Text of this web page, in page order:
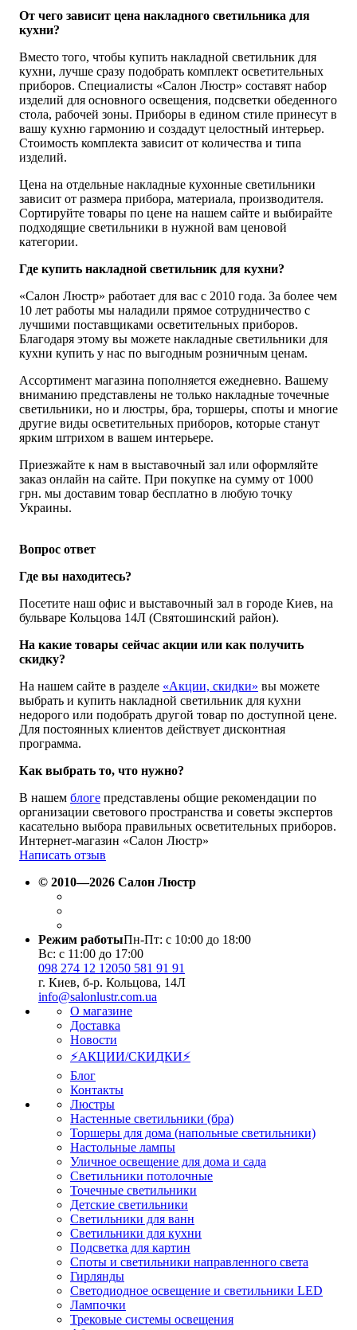
От чего зависит цена накладного светильника для
кухни?
Вместо того, чтобы купить накладной светильник для
кухни, лучше сразу подобрать комплект осветительных
приборов. Специалисты «Салон Люстр» составят набор
изделий для основного освещения, подсветки обеденного
стола, рабочей зоны. Приборы в едином стиле принесут в
вашу кухню гармонию и создадут целостный интерьер.
Стоимость комплекта зависит от количества и типа
изделий.
Цена на отдельные накладные кухонные светильники
зависит от размера прибора, материала, производителя.
Сортируйте товары по цене на нашем сайте и выбирайте
подходящие светильники в нужной вам ценовой
категории.
Где купить накладной светильник для кухни?
«Салон Люстр» работает для вас с 2010 года. За более чем
10 лет работы мы наладили прямое сотрудничество с
лучшими поставщиками осветительных приборов.
Благодаря этому вы можете накладные светильники для
кухни купить у нас по выгодным розничным ценам.
Ассортимент магазина пополняется ежедневно. Вашему
вниманию представлены не только накладные точечные
светильники, но и люстры, бра, торшеры, споты и многие
другие виды осветительных приборов, которые станут
ярким штрихом в вашем интерьере.
Приезжайте к нам в выставочный зал или оформляйте
заказ онлайн на сайте. При покупке на сумму от 1000
грн. мы доставим товар бесплатно в любую точку
Украины.
Вопрос ответ
Где вы находитесь?
Посетите наш офис и выставочный зал в городе Киев, на
бульваре Кольцова 14Л (Святошинский район).
На какие товары сейчас акции или как получить
скидку?
На нашем сайте в разделе «Акции, скидки» вы можете
выбрать и купить накладной светильник для кухни
недорого или подобрать другой товар по доступной цене.
Для постоянных клиентов действует дисконтная
программа.
Как выбрать то, что нужно?
В нашем блоге представлены общие рекомендации по
организации светового пространства и советы экспертов
касательно выбора правильных осветительных приборов.
Интернет-магазин «Салон Люстр»
Написать отзыв
© 2010—2026 Салон Люстр
Режим работыПн-Пт: с 10:00 до 18:00
Вс: с 11:00 до 17:00
098 274 12 12050 581 91 91
г. Киев, б-р. Кольцова, 14Л
info@salonlustr.com.ua
О магазине
Доставка
Новости
⚡АКЦИИ/СКИДКИ⚡
Блог
Контакты
Люстры
Настенные светильники (бра)
Торшеры для дома (напольные светильники)
Настольные лампы
Уличное освещение для дома и сада
Светильники потолочные
Точечные светильники
Детские светильники
Светильники для ванн
Светильники для кухни
Подсветка для картин
Споты и светильники направленного света
Гирлянды
Светодиодное освещение и светильники LED
Лампочки
Трековые системы освещения